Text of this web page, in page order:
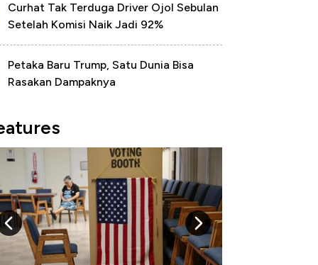
Curhat Tak Terduga Driver Ojol Sebulan
Setelah Komisi Naik Jadi 92%
Petaka Baru Trump, Satu Dunia Bisa
Rasakan Dampaknya